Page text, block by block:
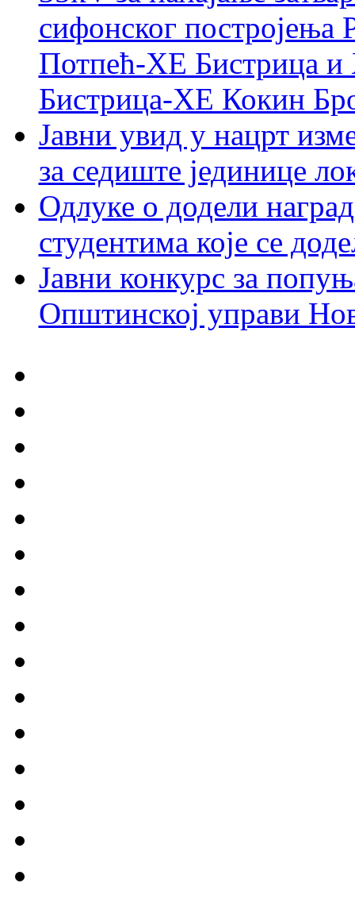
сифонског
Потпећ-ХЕ Бистрица
Бистрица-ХЕ Кокин
Јавни увид у нацрт
за седиште јединице
Одлуке о додели
студентима које се
Јавни конкурс за
Општинској управи